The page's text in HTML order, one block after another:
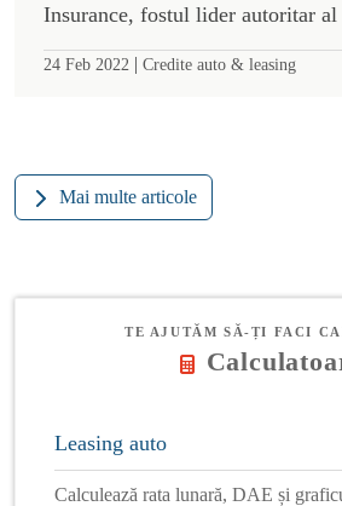
Insurance, fostul lider autoritar al
24 Feb 2022 | Credite auto & leasing
Mai multe articole
TE AJUTĂM SĂ-ȚI FACI
Leasing auto
Calculează rata lunară, DAE și